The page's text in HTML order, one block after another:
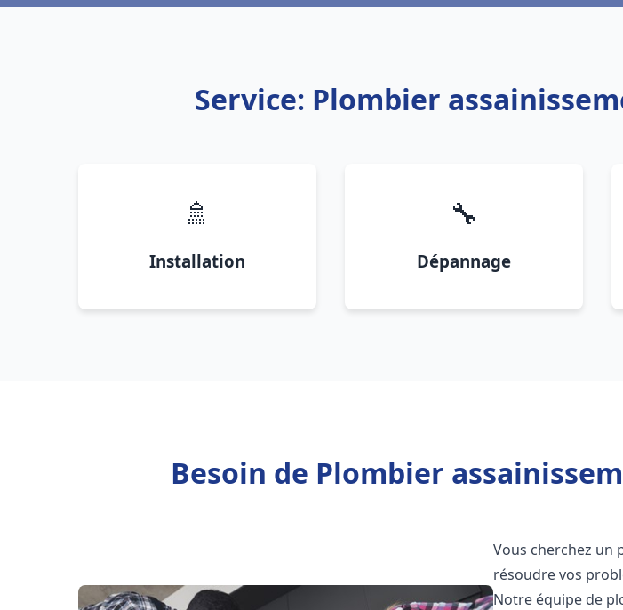
Service: Plombier
🚿
Installation
🔧
Dépannage
Besoin de Plombier
Vous cherchez un
résoudre vos
Notre équipe de